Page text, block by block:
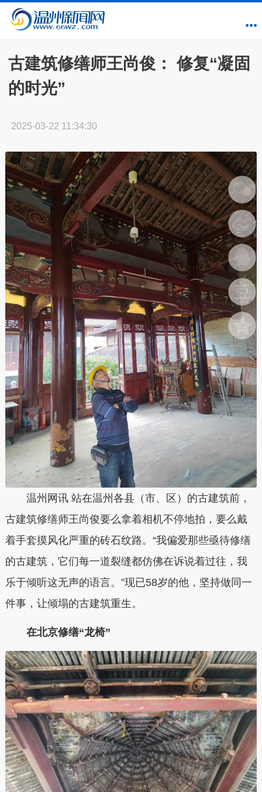
古建筑修缮师王尚俊： 修复“凝固
的时光”
2025-03-22 11:34:30
温州网讯 站在温州各县（市、区）的古建筑前，
古建筑修缮师王尚俊要么拿着相机不停地拍，要么戴
着手套摸风化严重的砖石纹路。“我偏爱那些亟待修缮
的古建筑，它们每一道裂缝都仿佛在诉说着过往，我
乐于倾听这无声的语言。”现已58岁的他，坚持做同一
件事，让倾塌的古建筑重生。
在北京修缮“龙椅”